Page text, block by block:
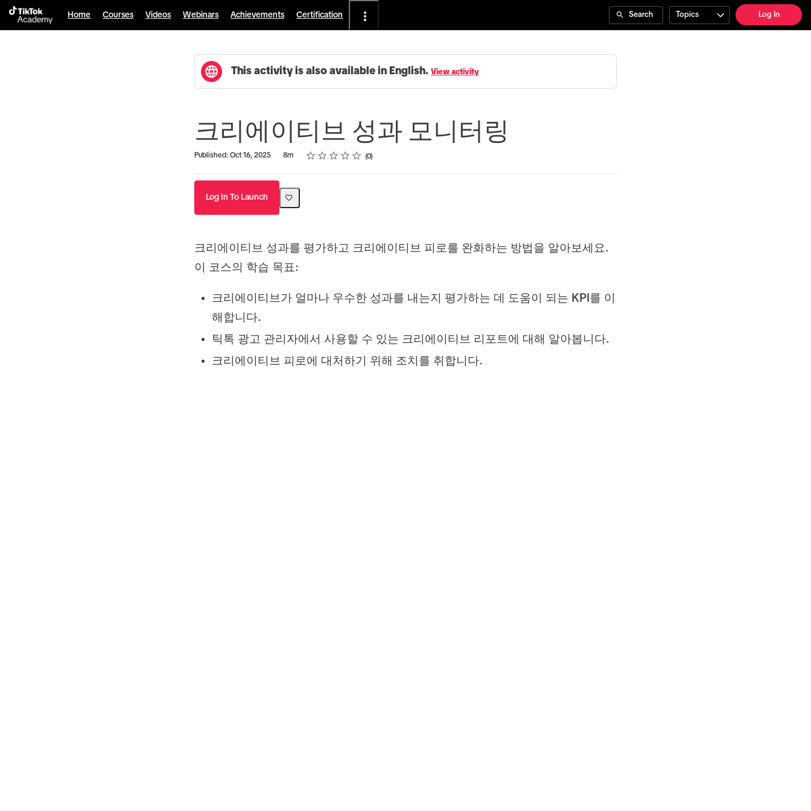
Home Courses Videos Webinars Achievements Certification Search Topics Log In
This activity is also available in English. View activity
크리에이티브 성과 모니터링
Published: Oct 16, 2025 8m Rating
1 star
2 stars
3 stars
4 stars
5 stars 0
Log In To Launch
크리에이티브 성과를 평가하고 크리에이티브 피로를 완화하는 방법을 알아보세요.
이 코스의 학습 목표:
크리에이티브가 얼마나 우수한 성과를 내는지 평가하는 데 도움이 되는 KPI를 이
해합니다.
틱톡 광고 관리자에서 사용할 수 있는 크리에이티브 리포트에 대해 알아봅니다.
크리에이티브 피로에 대처하기 위해 조치를 취합니다.